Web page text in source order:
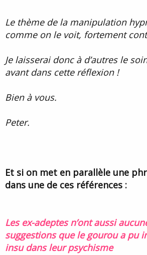
Le thème de la manipulation
comme on le voit, fortement
Je laisserai donc à d’autres le
avant dans cette réflexion !
Bien à vous.
Peter.
Et si on met en parallèle une
dans une de ces références :
Les ex-adeptes n’ont aussi
suggestions que le gourou a pu
insu dans leur psychisme